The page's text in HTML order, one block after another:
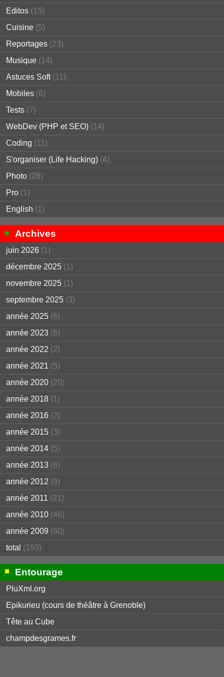
Editos (15)
Cuisine (5)
Reportages (23)
Musique (14)
Astuces Soft(11)
Mobiles (6)
Tests (7)
WebDev (PHP et SEO) (14)
Coding (11)
S'organiser (Life Hacking) (4)
Photo (28)
Pro (1)
English (1)
Archives
juin 2026 (1)
décembre 2025 (1)
novembre 2025 (1)
septembre 2025 (3)
année 2025 (6)
année 2023 (6)
année 2022 (2)
année 2021 (5)
année 2020 (20)
année 2018 (1)
année 2016 (2)
année 2015 (3)
année 2014 (5)
année 2013 (6)
année 2012 (9)
année 2011 (21)
année 2010 (46)
année 2009 (60)
total (193)
Entourage
PluXml.org
Epikurieu (cours de théâtre à Grenoble)
Tête au Cube
champdesgrames.fr